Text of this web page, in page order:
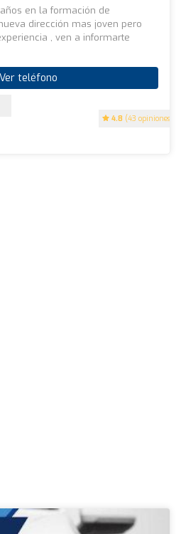
4.8 (43 opiniones)
en la formación de
dirección mas joven pero
, ven a informarte
Ver teléfono